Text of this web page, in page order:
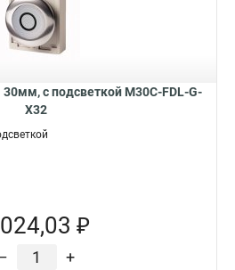
с подсветкой M30C-FDL-G-
X32
₽
+